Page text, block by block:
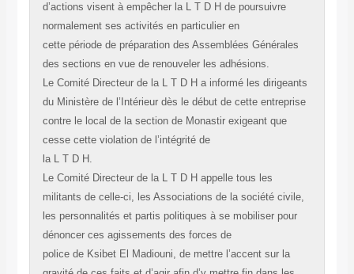
d’actions visent à empêcher la L T D H de poursuivre
normalement ses activités en particulier en
cette période de préparation des Assemblées Générales
des sections en vue de renouveler les adhésions.
Le Comité Directeur de la L T D H a informé les dirigeants
du Ministère de l’Intérieur dès le début de cette entreprise
contre le local de la section de Monastir exigeant que
cesse cette violation de l’intégrité de
la L T D H.
Le Comité Directeur de la L T D H appelle tous les
militants de celle-ci, les Associations de la société civile,
les personnalités et partis politiques à se mobiliser pour
dénoncer ces agissements des forces de
police de Ksibet El Madiouni, de mettre l’accent sur la